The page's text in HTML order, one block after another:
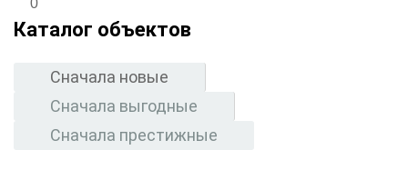
0
Каталог объектов
Сначала новые
Сначала выгодные
Сначала престижные